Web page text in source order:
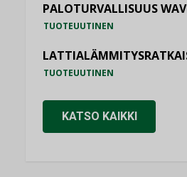
PALOTURVALLISUUS
TUOTEUUTINEN
TUOTEUUTINEN
KATSO KAIKKI